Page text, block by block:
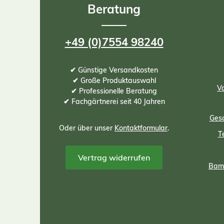
und
Beratung
+49 (0)7554 98240
✔ Günstige Versandkosten
✔ Große Produktauswahl
✔ Professionelle Beratung
✔ Fachgärtnerei seit 40 Jahren
Oder über unser Kontaktformular.
Vertrag widerrufen